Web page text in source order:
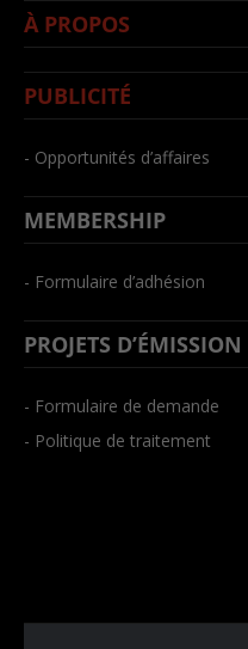
À PROPOS
PUBLICITÉ
- Opportunités d’affaires
MEMBERSHIP
- Formulaire d’adhésion
PROJETS D’ÉMISSION
- Formulaire de demande
- Politique de traitement